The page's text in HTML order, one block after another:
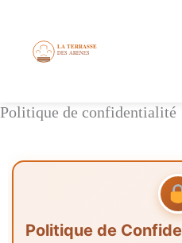
contenu
Politique de confidentialité
Politique de